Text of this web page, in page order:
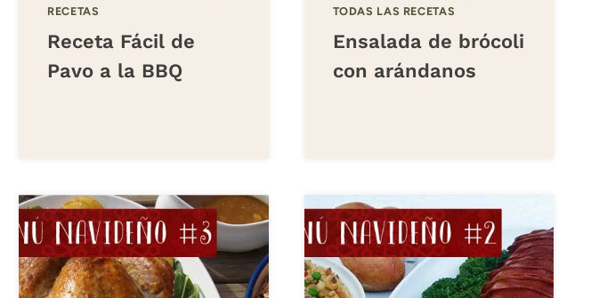
RECETAS
Receta Fácil de
Pavo a la BBQ
TODAS LAS RECETAS
Ensalada de brócoli
con arándanos